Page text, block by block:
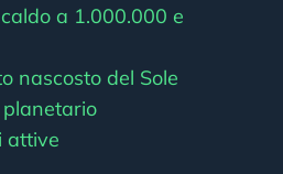
a 1.000.000 e
nascosto del Sole
planetario
attive